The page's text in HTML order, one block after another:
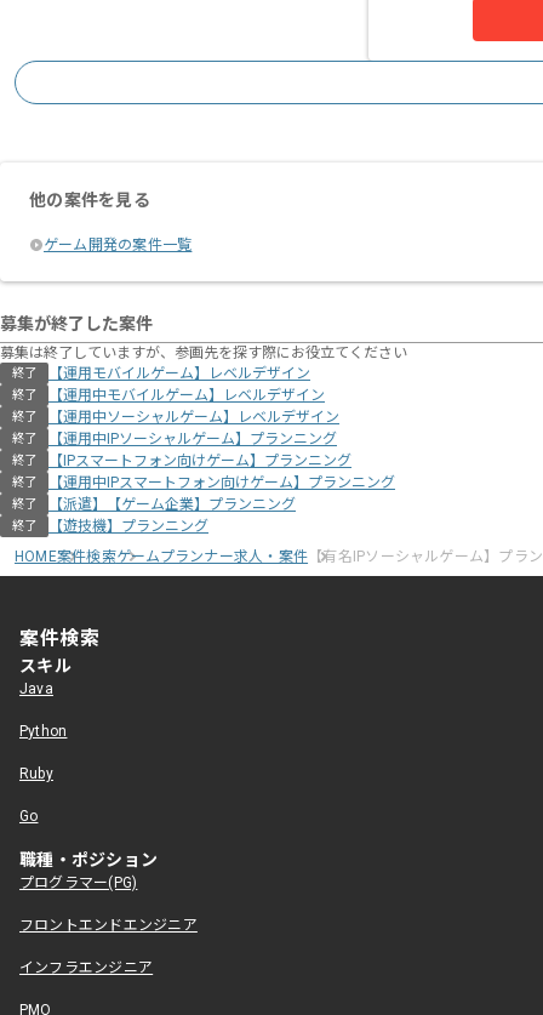
他の案件を見る
ゲーム開発の案件一覧
募集が終了した案件
募集は終了していますが、参画先を探す際にお役立てください
終了 【運用モバイルゲーム】レベルデザイン
終了 【運用中モバイルゲーム】レベルデザイン
終了 【運用中ソーシャルゲーム】レベルデザイン
終了 【運用中IPソーシャルゲーム】プランニング
終了 【IPスマートフォン向けゲーム】プランニング
終了 【運用中IPスマートフォン向けゲーム】プランニング
終了 【派遣】【ゲーム企業】プランニング
終了
【遊技機】プランニング
HOME案件検索ゲームプランナー求人・案件 【有名IPソーシャルゲーム】プラ
案件検索
スキル
Java
Python
Ruby
Go
職種・ポジション
プログラマー(PG)
フロントエンドエンジニア
インフラエンジニア
PMO